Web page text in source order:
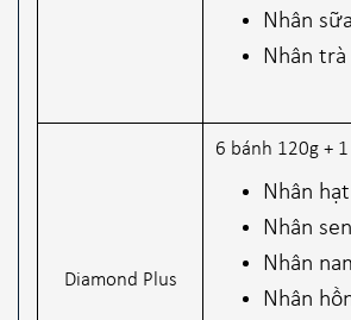
Nhân
Nhân trà
Diamond Plus
6 bánh 120g +
Nhân
Nhân sen
Nhân
Nhân